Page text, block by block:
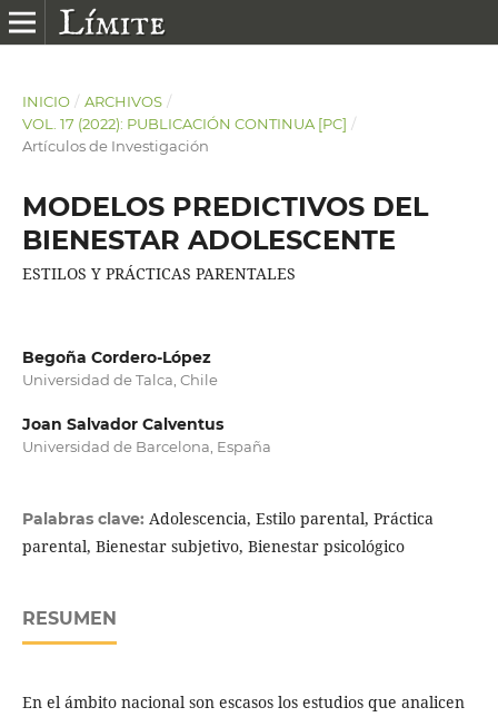
INICIO / ARCHIVOS /
VOL. 17 (2022): PUBLICACIÓN CONTINUA [PC] /
Artículos de Investigación
MODELOS PREDICTIVOS DEL
BIENESTAR ADOLESCENTE
ESTILOS Y PRÁCTICAS PARENTALES
Begoña Cordero-López
Universidad de Talca, Chile
Joan Salvador Calventus
Universidad de Barcelona, España
Palabras clave: Adolescencia, Estilo parental, Práctica
parental, Bienestar subjetivo, Bienestar psicológico
RESUMEN
En el ámbito nacional son escasos los estudios que analicen